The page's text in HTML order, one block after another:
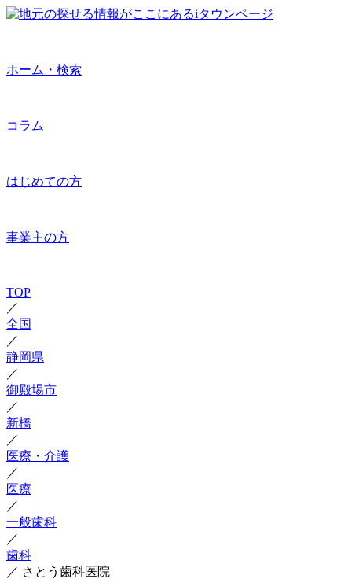
ホーム・検索
コラム
はじめての方
事業主の方
TOP
／
全国
／
静岡県
／
御殿場市
／
新橋
／
医療・介護
／
医療
／
一般歯科
／
歯科
／ さとう歯科医院